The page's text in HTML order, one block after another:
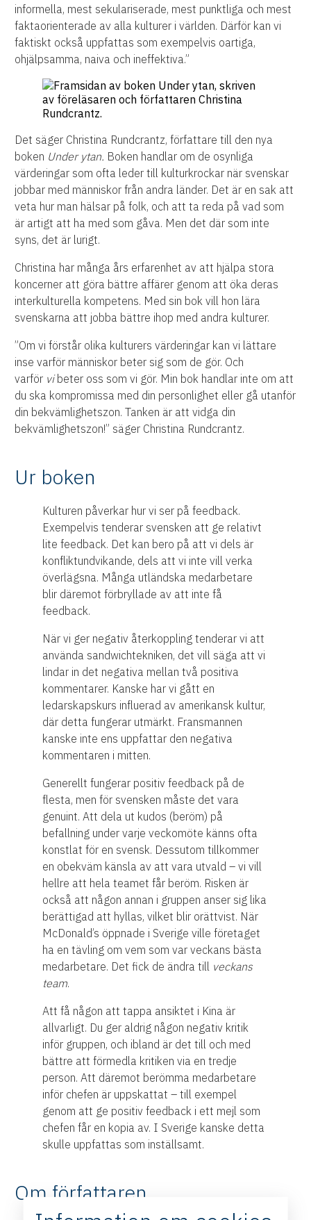
informella, mest sekulariserade, mest punktliga och mest
faktaorienterade av alla kulturer i världen. Därför kan vi
faktiskt också uppfattas som exempelvis oartiga,
ohjälpsamma, naiva och ineffektiva.”
Det säger Christina Rundcrantz, författare till den nya
boken Under ytan. Boken handlar om de osynliga
värderingar som ofta leder till kulturkrockar när svenskar
jobbar med människor från andra länder. Det är en sak att
veta hur man hälsar på folk, och att ta reda på vad som
är artigt att ha med som gåva. Men det där som inte
syns, det är lurigt.
Christina har många års erfarenhet av att hjälpa stora
koncerner att göra bättre affärer genom att öka deras
interkulturella kompetens. Med sin bok vill hon lära
svenskarna att jobba bättre ihop med andra kulturer.
”Om vi förstår olika kulturers värderingar kan vi lättare
inse varför människor beter sig som de gör. Och
varför vibeter oss som vi gör. Min bok handlar inte om att
du ska kompromissa med din personlighet eller gå utanför
din bekvämlighetszon. Tanken är att vidga din
bekvämlighetszon!” säger Christina Rundcrantz.
Ur boken
Kulturen påverkar hur vi ser på feedback.
Exempelvis tenderar svensken att ge relativt
lite feedback. Det kan bero på att vi dels är
konfliktundvikande, dels att vi inte vill verka
överlägsna. Många utländska medarbetare
blir däremot förbryllade av att inte få
feedback.
När vi ger negativ återkoppling tenderar vi att
använda sandwichtekniken, det vill säga att vi
lindar in det negativa mellan två positiva
kommentarer. Kanske har vi gått en
ledarskapskurs influerad av amerikansk kultur,
där detta fungerar utmärkt. Fransmannen
kanske inte ens uppfattar den negativa
kommentaren i mitten.
Generellt fungerar positiv feedback på de
flesta, men för svensken måste det vara
genuint. Att dela ut kudos (beröm) på
befallning under varje veckomöte känns ofta
konstlat för en svensk. Dessutom tillkommer
en obekväm känsla av att vara utvald – vi vill
hellre att hela teamet får beröm. Risken är
också att någon annan i gruppen anser sig lika
berättigad att hyllas, vilket blir orättvist. När
McDonald’s öppnade i Sverige ville företaget
ha en tävling om vem som var veckans bästa
medarbetare. Det fick de ändra till veckans
team.
Att få någon att tappa ansiktet i Kina är
allvarligt. Du ger aldrig någon negativ kritik
inför gruppen, och ibland är det till och med
bättre att förmedla kritiken via en tredje
person. Att däremot berömma medarbetare
inför chefen är uppskattat – till exempel
genom att ge positiv feedback i ett mejl som
chefen får en kopia av. I Sverige kanske detta
skulle uppfattas som inställsamt.
Om författaren